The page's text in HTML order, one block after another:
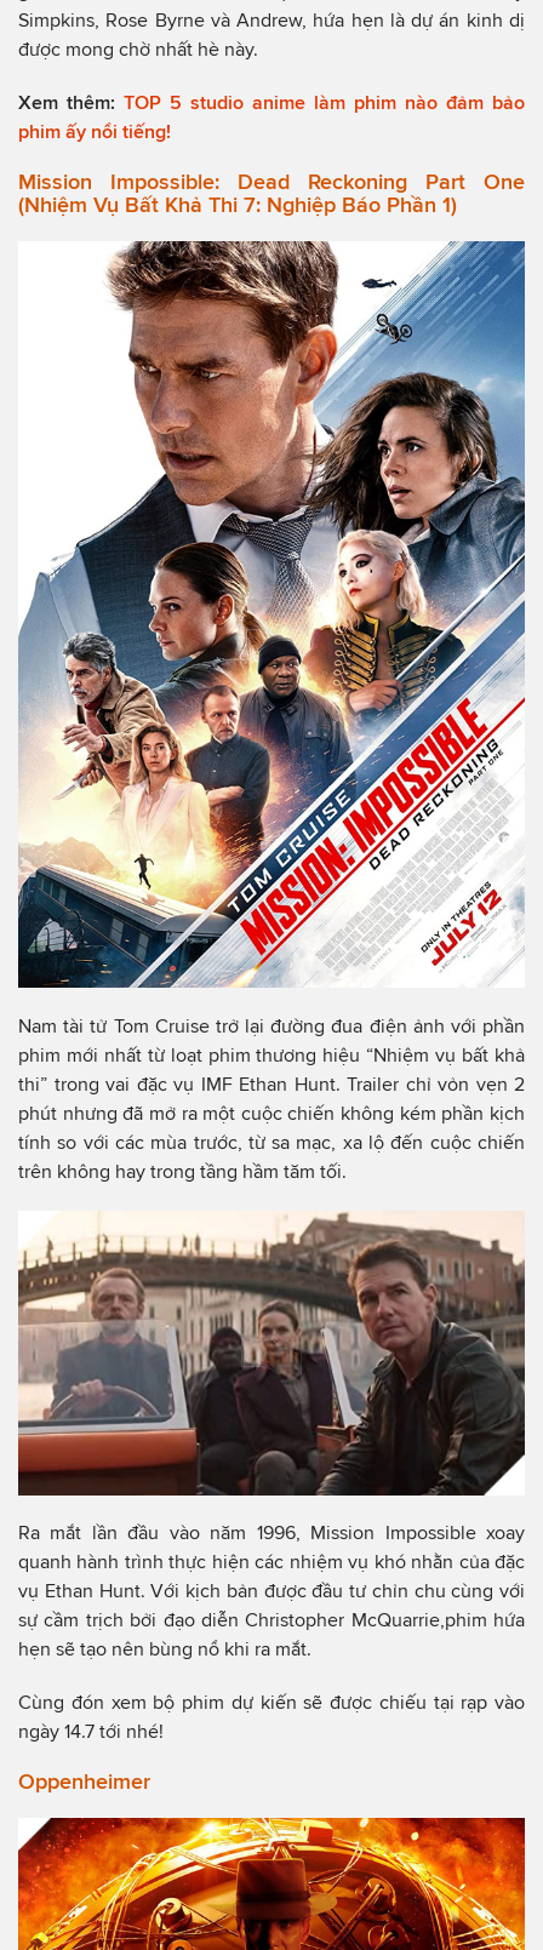
Simpkins, Rose Byrne và Andrew, hứa hẹn là dự án kinh dị
được mong chờ nhất hè này.
Xem thêm: TOP 5 studio anime làm phim nào đảm bảo
phim ấy nổi tiếng!
Mission Impossible: Dead Reckoning Part One
(Nhiệm Vụ Bất Khả Thi 7: Nghiệp Báo Phần 1)
Nam tài tử Tom Cruise trở lại đường đua điện ảnh với phần
phim mới nhất từ loạt phim thương hiệu “Nhiệm vụ bất khả
thi” trong vai đặc vụ IMF Ethan Hunt. Trailer chỉ vỏn vẹn 2
phút nhưng đã mở ra một cuộc chiến không kém phần kịch
tính so với các mùa trước, từ sa mạc, xa lộ đến cuộc chiến
trên không hay trong tầng hầm tăm tối.
Ra mắt lần đầu vào năm 1996, Mission Impossible xoay
quanh hành trình thực hiện các nhiệm vụ khó nhằn của đặc
vụ Ethan Hunt. Với kịch bản được đầu tư chỉn chu cùng với
sự cầm trịch bởi đạo diễn Christopher McQuarrie,phim hứa
hẹn sẽ tạo nên bùng nổ khi ra mắt.
Cùng đón xem bộ phim dự kiến sẽ được chiếu tại rạp vào
ngày 14.7 tới nhé!
Oppenheimer